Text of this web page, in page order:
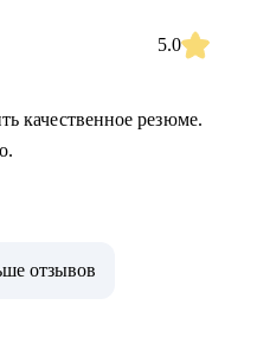
5.0
качественное резюме.
отзывов